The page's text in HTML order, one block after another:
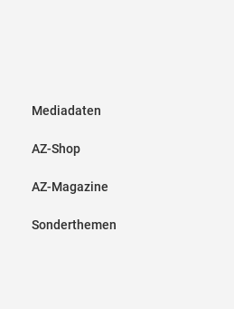
Mediadaten
AZ-Shop
AZ-Magazine
Sonderthemen